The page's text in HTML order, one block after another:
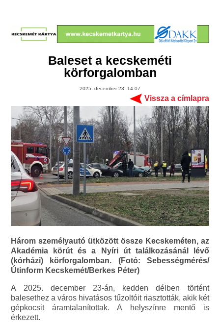
Baleset a kecskeméti
körforgalomban
2025. december 23. 14:07
Vissza a címlapra
Három személyautó ütközött össze Kecskeméten, az
Akadémia körút és a Nyíri út találkozásánál lévő
(kórházi) körforgalomban. (Fotó: Sebességmérés/
Útinform Kecskemét/Berkes Péter)
A 2025. december 23-án, kedden délben történt
balesethez a város hivatásos tűzoltóit riasztották, akik két
gépkocsit áramtalanítottak. A helyszínre mentő is
érkezett.